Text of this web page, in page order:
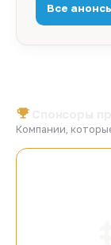
Все
Компании,